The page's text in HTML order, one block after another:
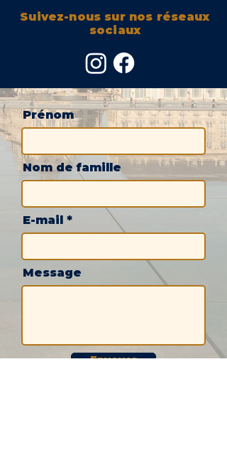
Suivez-nous sur nos réseaux
sociaux
Prénom
Nom de famille
E-mail
Message
Envoyer